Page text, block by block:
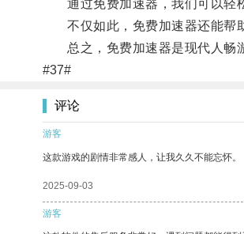
通过免费加速器，我们可以轻松
不仅如此，免费加速器还能帮助
总之，免费加速器是现代人畅游
#37#
评论
游客
这款游戏的剧情非常感人，让我久久不能忘怀。
2025-09-03
游客